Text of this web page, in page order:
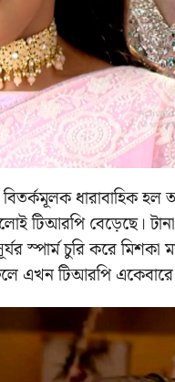
ধারাবাহিক হল
টিআরপি বেড়েছে।
স্পার্ম চুরি করে
ফলে এখন টিআরপি